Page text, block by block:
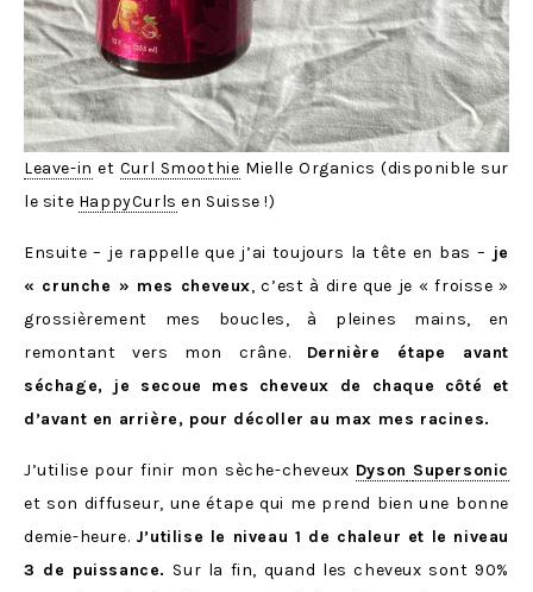
Leave-in et Curl Smoothie Mielle Organics (disponible sur
le site HappyCurls en Suisse !)
Ensuite – je rappelle que j’ai toujours la tête en bas – je
« crunche » mes cheveux, c’est à dire que je « froisse »
grossièrement mes boucles, à pleines mains, en
remontant vers mon crâne. Dernière étape avant
séchage, je secoue mes cheveux de chaque côté et
d’avant en arrière, pour décoller au max mes racines.
J’utilise pour finir mon sèche-cheveux Dyson Supersonic
et son diffuseur, une étape qui me prend bien une bonne
demie-heure. J’utilise le niveau 1 de chaleur et le niveau
3 de puissance. Sur la fin, quand les cheveux sont 90%